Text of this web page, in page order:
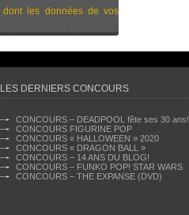
les données de vos
LES DERNIERS CONCOURS
CONCOURS – DEADPOOL fête ses 30 ans!
CONCOURS FIGURINE POP
CONCOURS « HALLOWEEN » 2020
CONCOURS « DRAGON BALL »
CONCOURS – 14 ANS DU BLOG!
CONCOURS – FUNKO POP! STAR WARS
CONCOURS – THE EXPANSE (DVD)